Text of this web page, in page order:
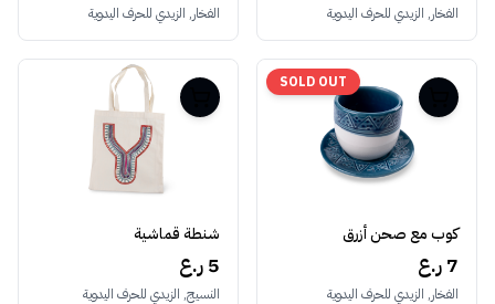
الفخار, الزيدي للحرف اليدوية الفخار, الزيدي للحرف اليدوية
SOLD OUT
كوب مع صحن أزرق
7 ر.ع
الفخار, الزيدي للحرف اليدوية
شنطة قماشية
5 ر.ع
النسيج, الزيدي للحرف اليدوية